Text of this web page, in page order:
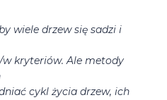
wiele drzew się sadzi i
w kryteriów. Ale metody
cykl życia drzew, ich